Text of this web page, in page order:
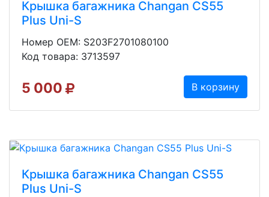
Крышка багажника Changan CS55
Plus Uni-S
Номер OEM: S203F2701080100
Код товара: 3713597
5 000 В корзину
Крышка багажника Changan CS55
Plus Uni-S